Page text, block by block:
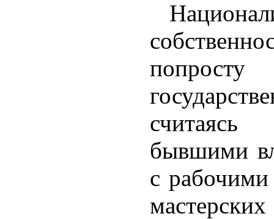
бывшими
с рабочими